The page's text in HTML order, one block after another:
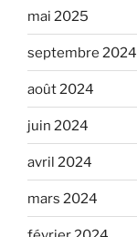
mai 2025
septembre 2024
août 2024
juin 2024
avril 2024
mars 2024